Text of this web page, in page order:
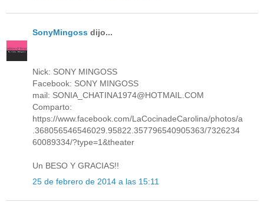
SonyMingoss dijo...
Nick: SONY MINGOSS
Facebook: SONY MINGOSS
mail: SONIA_CHATINA1974@HOTMAIL.COM
Comparto:
https://www.facebook.com/LaCocinadeCarolina/photos/a
.368056546546029.95822.357796540905363/7326234
60089334/?type=1&theater
Un BESO Y GRACIAS!!
25 de febrero de 2014 a las 15:11